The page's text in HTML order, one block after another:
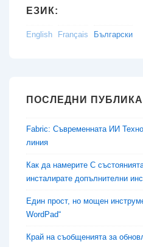
ЕЗИК:
English Français Български
ПОСЛЕДНИ
Fabric: Съвременната ИИ
линия
Как да намерите C
инсталирате допълнителни
Един прост, но мощен
WordPad“
Край на съобщенията за